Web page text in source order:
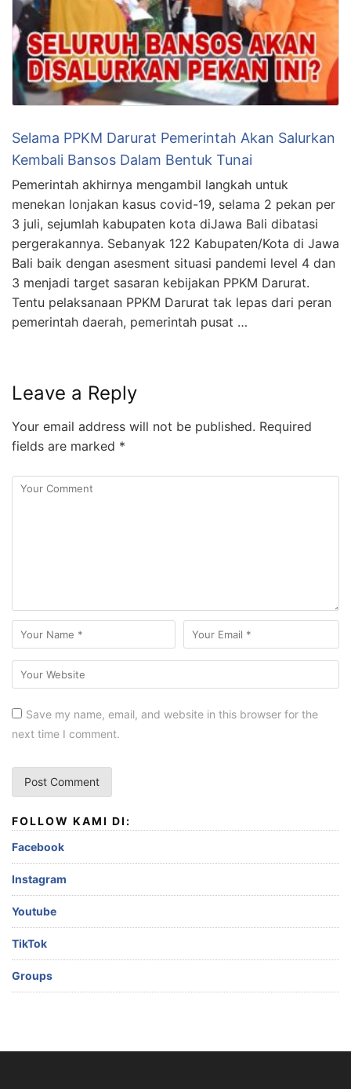
Selama PPKM Darurat Pemerintah Akan Salurkan
Kembali Bansos Dalam Bentuk Tunai
Pemerintah akhirnya mengambil langkah untuk
menekan lonjakan kasus covid-19, selama 2 pekan per
3 juli, sejumlah kabupaten kota diJawa Bali dibatasi
pergerakannya. Sebanyak 122 Kabupaten/Kota di Jawa
Bali baik dengan asesment situasi pandemi level 4 dan
3 menjadi target sasaran kebijakan PPKM Darurat.
Tentu pelaksanaan PPKM Darurat tak lepas dari peran
pemerintah daerah, pemerintah pusat …
Leave a Reply
Your email address will not be published. Required
fields are marked *
Save my name, email, and website in this browser for the
next time I comment.
FOLLOW KAMI DI:
Facebook
Instagram
Youtube
TikTok
Groups